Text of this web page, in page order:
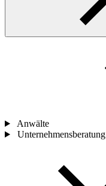
Anwälte
Unternehmensberatung